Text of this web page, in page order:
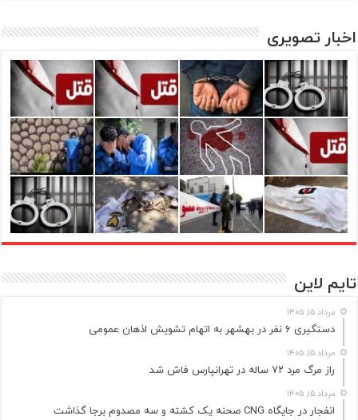
اخبار تصویری
تایم لاین
مرداد ۱۵, ۱۴۰۵
دستگیری ۶ نفر در بهشهر به اتهام تشویش اذهان عمومی
مرداد ۱۵, ۱۴۰۵
راز مرگ مرد ۷۲ ساله در تهرانپارس فاش شد
مرداد ۱۵, ۱۴۰۵
انفجار در جایگاه CNG صحنه یک کشته و سه مصدوم برجا گذاشت